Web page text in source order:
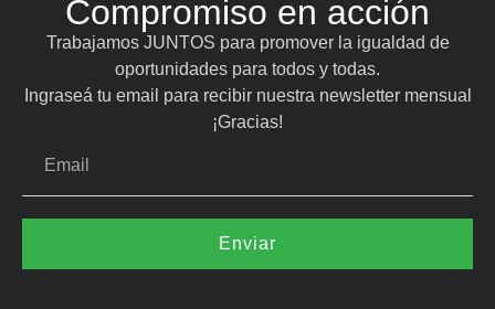
Compromiso en acción
Trabajamos JUNTOS para promover la igualdad de
oportunidades para todos y todas.
Ingraseá tu email para recibir nuestra newsletter mensual
¡Gracias!
Enviar